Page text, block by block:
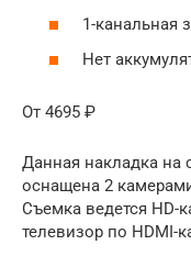
1-канальная
Нет
От 4695 ₽
Данная накладка на
оснащена 2
Съемка ведется HD-
телевизор по HDMI-